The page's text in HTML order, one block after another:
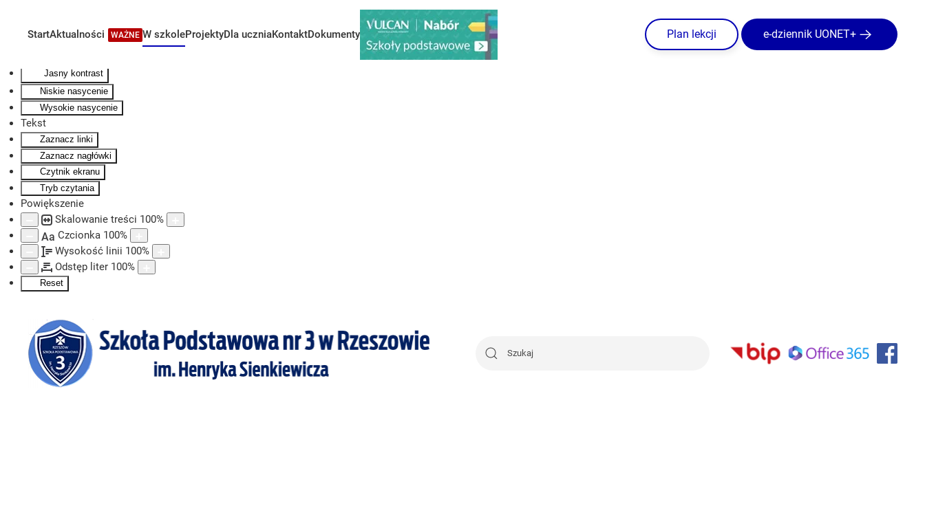
Monochromatyczny
Jasny kontrast
Niskie nasycenie
Wysokie nasycenie
Tekst
Zaznacz linki
Zaznacz nagłówki
Czytnik ekranu
Tryb czytania
Powiększenie
Skalowanie treści 100%
Aa Czcionka 100%
Wysokość linii 100%
Odstęp liter 100%
Reset
Skip to main content
StartAktualności WAŻNE W szkoleProjektyDla uczniaKontaktDokumenty Plan lekcji e-dziennik UONET+